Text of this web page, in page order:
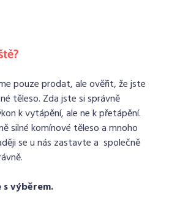
pouze prodat, ale ověřit, že jste
těleso. Zda jste si správně
k vytápění, ale ne k přetápění.
silné komínové těleso a mnoho
se u nás zastavte a společně
s výběrem.